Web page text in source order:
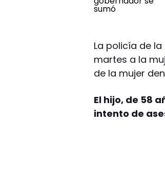
La policía de
martes a la
de la mujer
El hijo, de 58
intento de